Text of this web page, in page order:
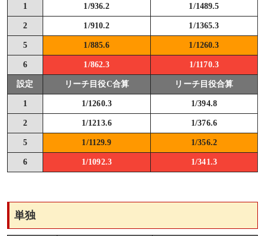
1 1/936.2 1/1489.5
2 1/910.2 1/1365.3
5 1/885.6 1/1260.3
6 1/862.3 1/1170.3
設定 リーチ目役C合算 リーチ目役合算
1 1/1260.3 1/394.8
2 1/1213.6 1/376.6
5 1/1129.9 1/356.2
6 1/1092.3 1/341.3
単独